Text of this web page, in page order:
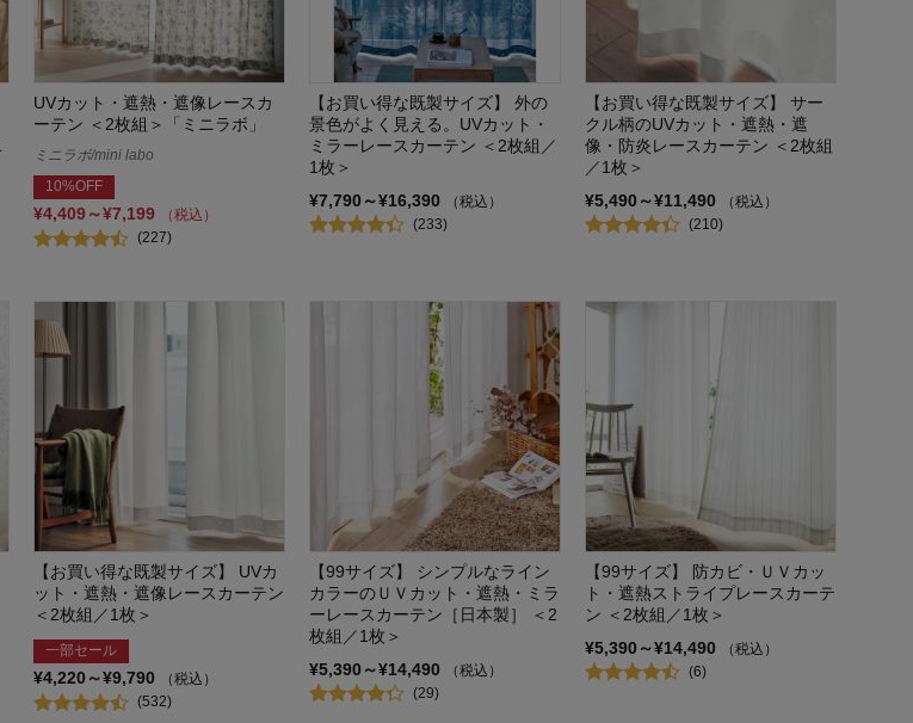
UVカット・遮熱・遮像レースカ
ーテン ＜2枚組＞「ミニラボ」
ミニラボ/mini labo
10%OFF
¥4,409～¥7,199
（税込）
(227)
【お買い得な既製サイズ】 外の
景色がよく見える。UVカット・
ミラーレースカーテン ＜2枚組／
1枚＞
¥7,790～¥16,390
（税込）
(233)
【お買い得な既製サイズ】 サー
クル柄のUVカット・遮熱・遮
像・防炎レースカーテン ＜2枚組
／1枚＞
¥5,490～¥11,490
（税込）
(210)
【お買い得な既製サイズ】 UVカ
ット・遮熱・遮像レースカーテン
＜2枚組／1枚＞
一部セール
¥4,220～¥9,790
（税込）
(532)
【99サイズ】 シンプルなライン
カラーのＵＶカット・遮熱・ミラ
ーレースカーテン［日本製］ ＜2
枚組／1枚＞
¥5,390～¥14,490
（税込）
(29)
【99サイズ】 防カビ・ＵＶカッ
ト・遮熱ストライプレースカーテ
ン ＜2枚組／1枚＞
¥5,390～¥14,490
（税込）
(6)